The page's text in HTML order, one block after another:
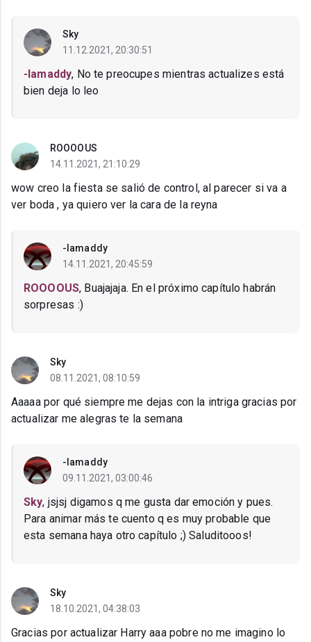
Sky
11.12.2021, 20:30:51
-Iamaddy, No te preocupes mientras actualizes está
bien deja lo leo
ROOOOUS
14.11.2021, 21:10:29
wow creo la fiesta se salió de control, al parecer si va a
ver boda , ya quiero ver la cara de la reyna
-Iamaddy
14.11.2021, 20:45:59
ROOOOUS, Buajajaja. En el próximo capítulo habrán
sorpresas :)
Sky
08.11.2021, 08:10:59
Aaaaa por qué siempre me dejas con la intriga gracias por
actualizar me alegras te la semana
-Iamaddy
09.11.2021, 03:00:46
Sky, jsjsj digamos q me gusta dar emoción y pues.
Para animar más te cuento q es muy probable que
esta semana haya otro capítulo ;) Saluditooos!
Sky
18.10.2021, 04:38:03
Gracias por actualizar Harry aaa pobre no me imagino lo